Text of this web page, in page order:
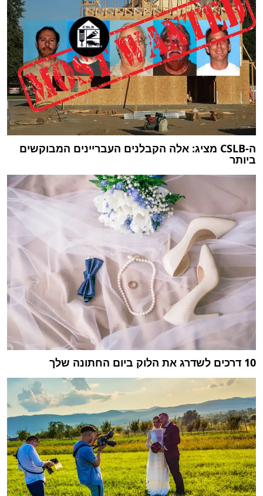
ה-CSLB מציג: אלה הקבלנים העבריינים המבוקשים
ביותר‎
10 דרכים לשדרג את הלוק ביום החתונה שלך